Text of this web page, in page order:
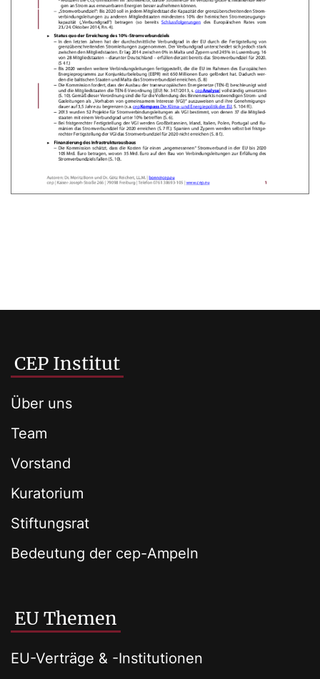
CEP Institut
Über uns
Team
Vorstand
Kuratorium
Stiftungsrat
Bedeutung der cep-Ampeln
EU Themen
EU-Verträge & -Institutionen